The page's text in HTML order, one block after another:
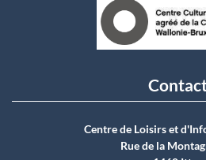
Centre de Loisirs et
Rue de la